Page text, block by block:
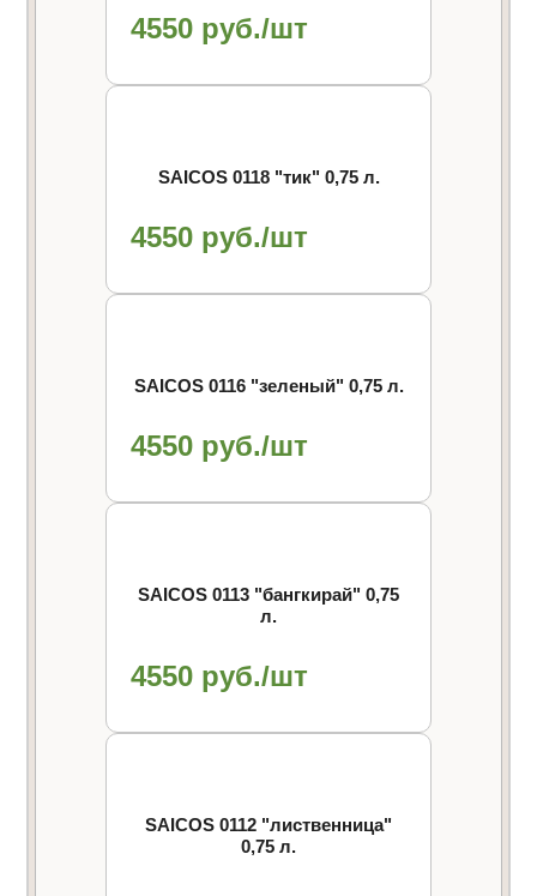
4550 руб./шт
SAICOS 0118 "тик" 0,75 л.
4550 руб./шт
SAICOS 0116 "зеленый" 0,75 л.
4550 руб./шт
SAICOS 0113 "бангкирай" 0,75
л.
4550 руб./шт
SAICOS 0112 "лиственница"
0,75 л.